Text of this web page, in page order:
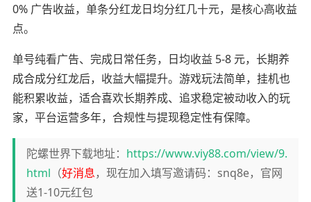
0% 广告收益，单条分红龙日均分红几十元，是核心高收益
点。
单号纯看广告、完成日常任务，日均收益 5-8 元，长期养
成合成分红龙后，收益大幅提升。游戏玩法简单，挂机也
能积累收益，适合喜欢长期养成、追求稳定被动收入的玩
家，平台运营多年，合规性与提现稳定性有保障。
陀螺世界下载地址： https://www.viy88.com/view/9.
html （好消息，现在加入填写邀请码：snq8e，官网
送1-10元红包